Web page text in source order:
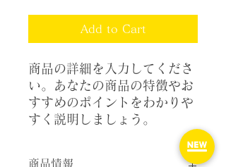
Add to Cart
商品の詳細を入力してくださ
い。あなたの商品の特徴やお
すすめのポイントをわかりや
すく説明しましょう。
商品情報